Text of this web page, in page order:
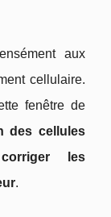
aux
cellulaire.
fenêtre de
des cellules
corriger les
.